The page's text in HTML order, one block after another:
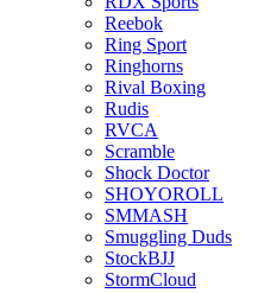
Reebok
Ring Sport
Ringhorns
Rival Boxing
Rudis
RVCA
Scramble
Shock Doctor
SHOYOROLL
SMMASH
Smuggling Duds
StockBJJ
StormCloud